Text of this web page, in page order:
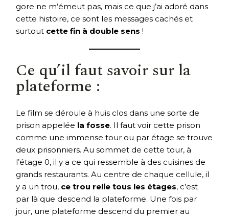
gore ne m’émeut pas, mais ce que j’ai adoré dans
cette histoire, ce sont les messages cachés et
surtout cette fin à double sens !
Ce qu’il faut savoir sur la
plateforme :
Le film se déroule à huis clos dans une sorte de
prison appelée la fosse. Il faut voir cette prison
comme une immense tour ou par étage se trouve
deux prisonniers. Au sommet de cette tour, à
l’étage 0, il y a ce qui ressemble à des cuisines de
grands restaurants. Au centre de chaque cellule, il
y a un trou, ce trou relie tous les étages, c’est
par là que descend la plateforme. Une fois par
jour, une plateforme descend du premier au